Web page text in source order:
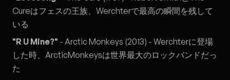
Cureはフェスの王族、Werchterで最高の瞬間を残して
いる
"R U Mine?" - Arctic Monkeys (2013) - Werchterに登場
した時、ArcticMonkeysは世界最大のロックバンドだっ
た